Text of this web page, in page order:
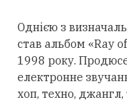
Однією з
став альбом «Ray
1998 року.
електронне
хоп, техно, джангл,